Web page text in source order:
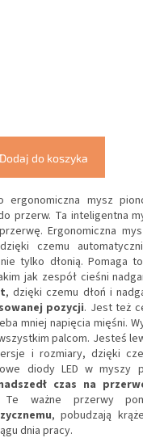
Dodaj do koszyka
ergonomiczna mysz
przerw. Ta inteligentna
Ergonomiczna
czemu
tylko dłonią. Pomaga
jak zespół cieśni
, dzięki czemu dłoń i
pozycji. Jest też
mniej napięcia mięśni.
palcom. Jesteś
i rozmiary, dzięki
diody LED w myszy
czas na
ważne przerwy
, pobudzają
dnia pracy.